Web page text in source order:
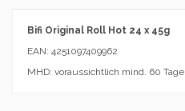
Bifi Original Roll Hot 24 x 45g
EAN: 4251097409962
MHD: voraussichtlich mind. 60 Tage